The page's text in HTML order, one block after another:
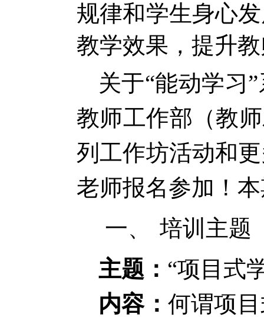
规律和学生身心
教学效果，提升
关于“能动学习
教师工作部（教
列工作坊活动和
老师报名参加！
一、
培训主题
主题： “项目式
内容： 何谓项